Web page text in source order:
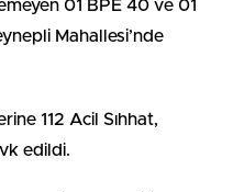
01 BPE 40 ve 01
Mahallesi’nde
112 Acil Sıhhat,
edildi.